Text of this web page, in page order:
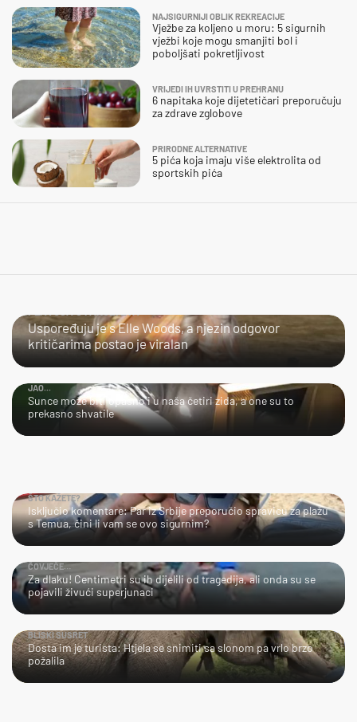
NAJSIGURNIJI OBLIK REKREACIJE
Vježbe za koljeno u moru: 5 sigurnih
vježbi koje mogu smanjiti bol i
poboljšati pokretljivost
VRIJEDI IH UVRSTITI U PREHRANU
6 napitaka koje dijetetičari preporučuju
za zdrave zglobove
PRIRODNE ALTERNATIVE
5 pića koja imaju više elektrolita od
sportskih pića
Uspoređuju je s Elle Woods, a njezin odgovor
kritičarima postao je viralan
JAO...
Sunce može biti opasno i u naša četiri zida, a one su to
prekasno shvatile
ŠTO KAŽETE?
Isključio komentare: Par iz Srbije preporučio spravicu za plažu
s Temua, čini li vam se ovo sigurnim?
ČOVJEČE…
Za dlaku! Centimetri su ih dijelili od tragedija, ali onda su se
pojavili živući superjunaci
BLISKI SUSRET
Dosta im je turista: Htjela se snimiti sa slonom pa vrlo brzo
požalila